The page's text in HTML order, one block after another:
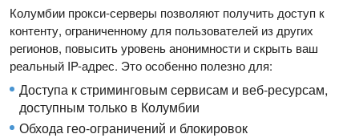
Колумбии прокси-серверы позволяют получить доступ к
контенту, ограниченному для пользователей из других
регионов, повысить уровень анонимности и скрыть ваш
реальный IP-адрес. Это особенно полезно для:
Доступа к стриминговым сервисам и веб-ресурсам,
доступным только в Колумбии
Обхода гео-ограничений и блокировок